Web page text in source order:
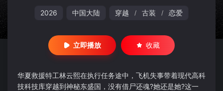
2026 中国大陆 穿越 / 古装 / 恋爱
立即播放 收藏
华夏救援特工林云熙在执行任务途中，飞机失事带着现代高科
技科技库穿越到神秘东盛国，没有借尸还魂?她还是她?这一